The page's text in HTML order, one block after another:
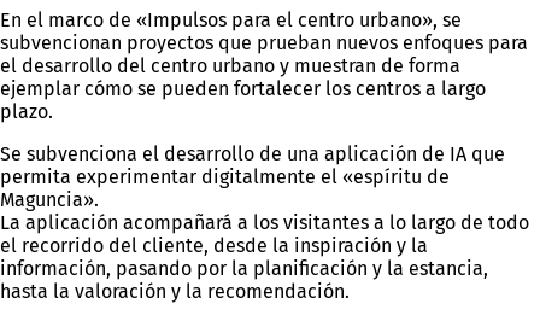
En el marco de «Impulsos para el centro urbano», se
subvencionan proyectos que prueban nuevos enfoques para
el desarrollo del centro urbano y muestran de forma
ejemplar cómo se pueden fortalecer los centros a largo
plazo.
Se subvenciona el desarrollo de una aplicación de IA que
permita experimentar digitalmente el «espíritu de
Maguncia».
La aplicación acompañará a los visitantes a lo largo de todo
el recorrido del cliente, desde la inspiración y la
información, pasando por la planificación y la estancia,
hasta la valoración y la recomendación.